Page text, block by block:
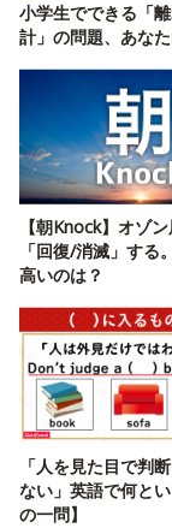
小学生でできる「
計」の問題、あな
【朝Knock】オゾ
「回復/消滅」する
高いのは？
「人を見た目で判
ない」英語で何と
の一問】